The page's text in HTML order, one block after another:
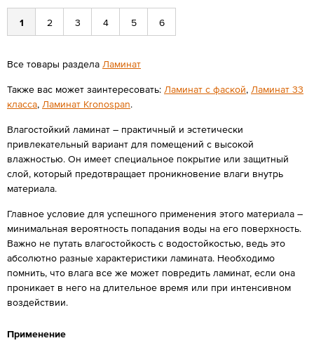
1 2 3 4 5 6
Все товары раздела Ламинат
Также вас может заинтересовать: Ламинат с фаской, Ламинат 33
класса, Ламинат Kronospan.
Влагостойкий ламинат – практичный и эстетически
привлекательный вариант для помещений с высокой
влажностью. Он имеет специальное покрытие или защитный
слой, который предотвращает проникновение влаги внутрь
материала.
Главное условие для успешного применения этого материала –
минимальная вероятность попадания воды на его поверхность.
Важно не путать влагостойкость с водостойкостью, ведь это
абсолютно разные характеристики ламината. Необходимо
помнить, что влага все же может повредить ламинат, если она
проникает в него на длительное время или при интенсивном
воздействии.
Применение